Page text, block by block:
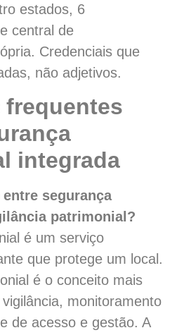
estados, 6
central de
Credenciais que
não adjetivos.
frequentes
integrada
segurança
patrimonial?
é um serviço
que protege um local.
é o conceito mais
monitoramento
de acesso e gestão. A